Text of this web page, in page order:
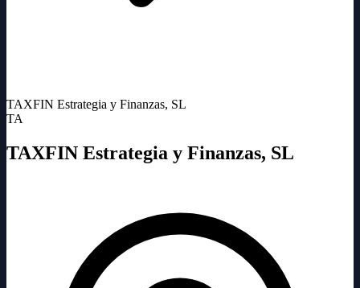
TAXFIN Estrategia y Finanzas, SL
TA
TAXFIN Estrategia y Finanzas, SL